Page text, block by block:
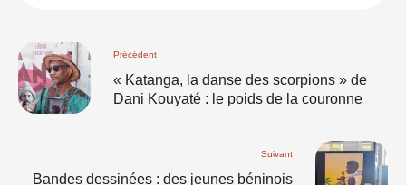
Précédent
« Katanga, la danse des scorpions » de
Dani Kouyaté : le poids de la couronne
Suivant
Bandes dessinées : des jeunes béninois